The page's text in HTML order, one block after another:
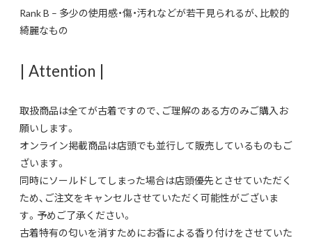
Rank B – 多少の使用感・傷・汚れなどが若干見られるが、比較的
綺麗なもの
| Attention |
取扱商品は全てが古着ですので、ご理解のある方のみご購入お
願いします。
オンライン掲載商品は店頭でも並行して販売しているものもご
ざいます。
同時にソールドしてしまった場合は店頭優先とさせていただく
ため、ご注文をキャンセルさせていただく可能性がございま
す。予めご了承ください。
古着特有の匂いを消すためにお香による香り付けをさせていた